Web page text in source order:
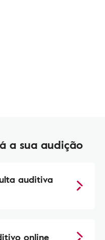
a sua audição
auditiva
online